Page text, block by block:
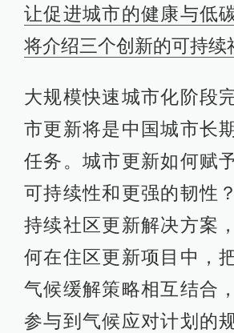
让促进城市的健康与低
将介绍三个创新的可持续
大规模快速城市化阶段
市更新将是中国城市长
任务。城市更新如何赋
可持续性和更强的韧性
持续社区更新解决方案
何在住区更新项目中，
气候缓解策略相互结合
参与到气候应对计划的